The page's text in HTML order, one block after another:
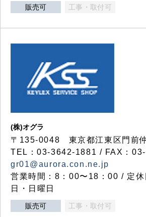
販売可 工事・取付可
(株)オグラ
〒135-0048 東京都江東区門前
TEL：03-3642-1881 / FAX：
gr01@aurora.con.ne.jp
営業時間：8：00〜18：00 / 定休
日・日曜日
販売可 工事・取付可